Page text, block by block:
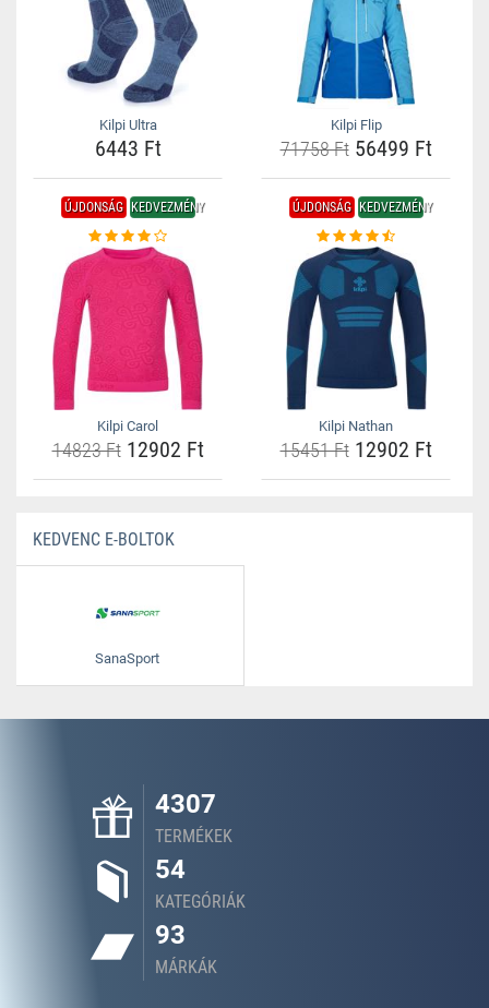
Kilpi Ultra
6443 Ft
Kilpi Flip
71758 Ft56499 Ft
ÚJDONSÁG KEDVEZMÉNY
Kilpi Carol
14823 Ft12902 Ft
ÚJDONSÁG KEDVEZMÉNY
Kilpi Nathan
15451 Ft12902 Ft
KEDVENC E-BOLTOK
SanaSport
4307
TERMÉKEK
54
KATEGÓRIÁK
93
MÁRKÁK